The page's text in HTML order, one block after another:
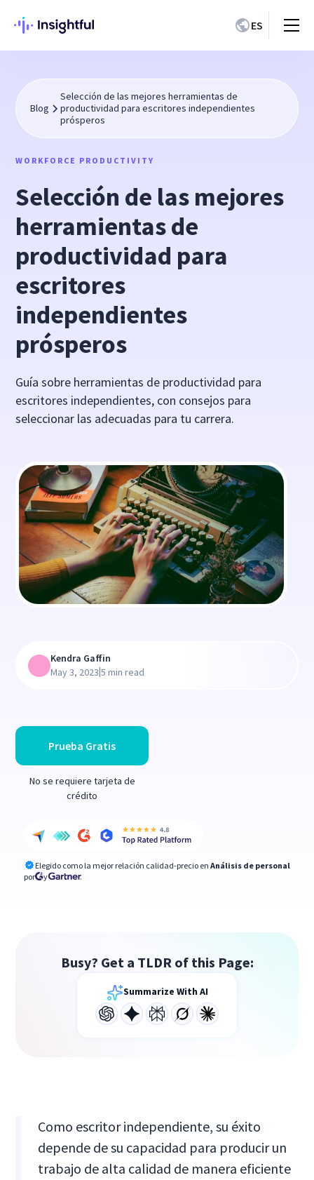
ES
Blog
Selección de las mejores herramientas de
productividad para escritores independientes
prósperos
WORKFORCE PRODUCTIVITY
Selección de las mejores
herramientas de
productividad para
escritores
independientes
prósperos
Guía sobre herramientas de productividad para
escritores independientes, con consejos para
seleccionar las adecuadas para tu carrera.
Prueba Gratis
No se requiere tarjeta de
crédito
Elegido como la mejor relación calidad-precio en Análisis de personal
por
y
Kendra Gaffin
May 3, 2023|5 min read
Busy? Get a TLDR of this Page:
Summarize With AI
Como escritor independiente, su éxito
depende de su capacidad para producir un
trabajo de alta calidad de manera eficiente